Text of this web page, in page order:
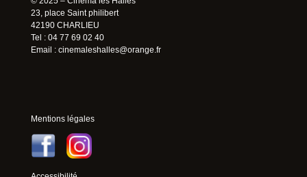
23, place Saint philibert
42190 CHARLIEU
Tel : 04 77 69 02 40
Email : cinemaleshalles@orange.fr
Mentions légales